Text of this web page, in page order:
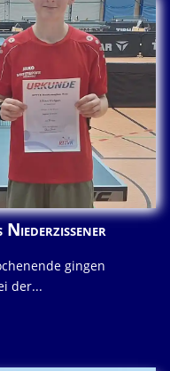
Niederzissener
gingen
der...